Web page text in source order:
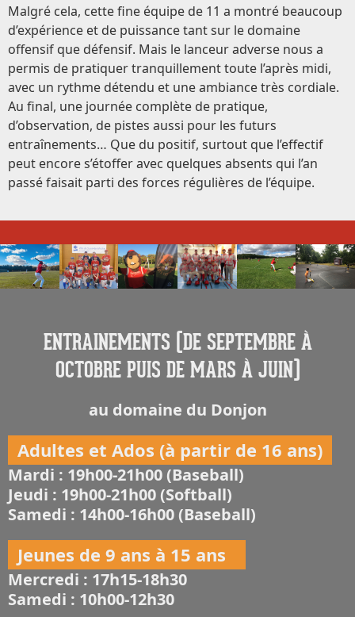
Malgré cela, cette fine équipe de 11 a montré beaucoup
d’expérience et de puissance tant sur le domaine
offensif que défensif. Mais le lanceur adverse nous a
permis de pratiquer tranquillement toute l’après midi,
avec un rythme détendu et une ambiance très cordiale.
Au final, une journée complète de pratique,
d’observation, de pistes aussi pour les futurs
entraînements… Que du positif, surtout que l’effectif
peut encore s’étoffer avec quelques absents qui l’an
passé faisait parti des forces régulières de l’équipe.
ENTRAINEMENTS (DE SEPTEMBRE À
OCTOBRE PUIS DE MARS À JUIN)
au domaine du Donjon
Adultes et Ados (à partir de 16 ans)
Mardi : 19h00-21h00 (Baseball)
Jeudi : 19h00-21h00 (Softball)
Samedi : 14h00-16h00 (Baseball)
Jeunes de 9 ans à 15 ans
Mercredi : 17h15-18h30
Samedi : 10h00-12h30